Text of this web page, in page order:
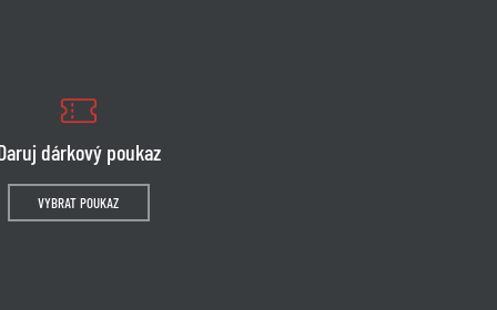
dárkový poukaz
VYBRAT POUKAZ